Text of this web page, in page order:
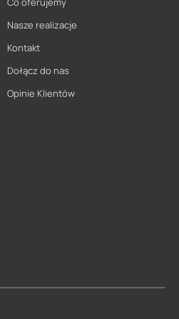
Nasze realizacje
Kontakt
Dołącz do nas
Opinie Klientów